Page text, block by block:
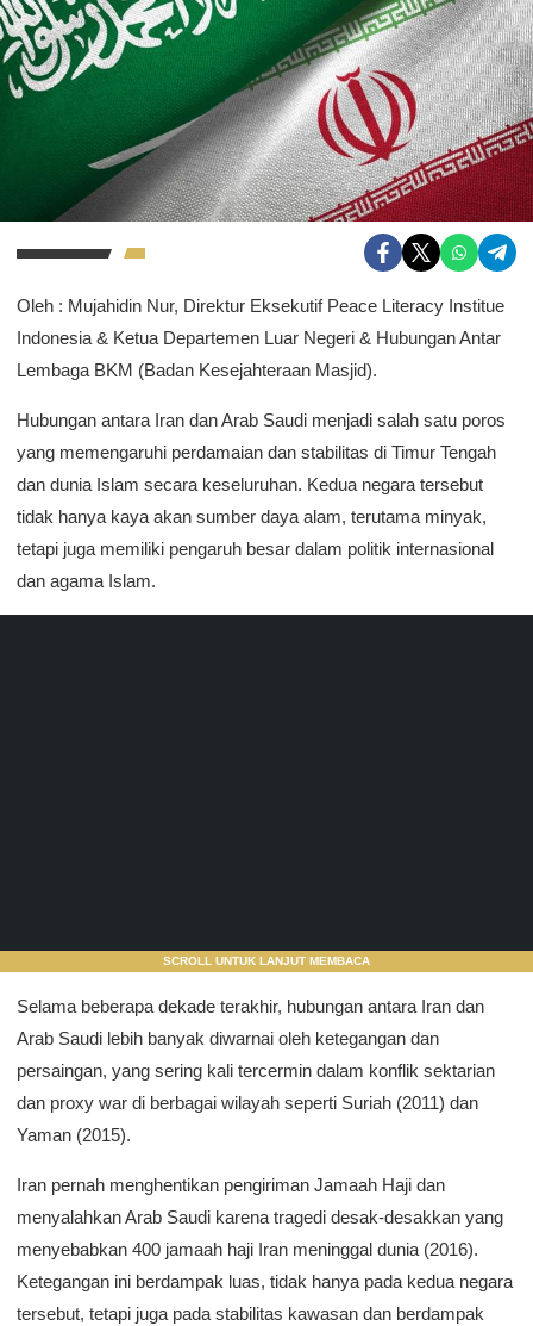
Oleh : Mujahidin Nur, Direktur Eksekutif Peace Literacy Institue
Indonesia & Ketua Departemen Luar Negeri & Hubungan Antar
Lembaga BKM (Badan Kesejahteraan Masjid).
Hubungan antara Iran dan Arab Saudi menjadi salah satu poros
yang memengaruhi perdamaian dan stabilitas di Timur Tengah
dan dunia Islam secara keseluruhan. Kedua negara tersebut
tidak hanya kaya akan sumber daya alam, terutama minyak,
tetapi juga memiliki pengaruh besar dalam politik internasional
dan agama Islam.
SCROLL UNTUK LANJUT MEMBACA
Selama beberapa dekade terakhir, hubungan antara Iran dan
Arab Saudi lebih banyak diwarnai oleh ketegangan dan
persaingan, yang sering kali tercermin dalam konflik sektarian
dan proxy war di berbagai wilayah seperti Suriah (2011) dan
Yaman (2015).
Iran pernah menghentikan pengiriman Jamaah Haji dan
menyalahkan Arab Saudi karena tragedi desak-desakkan yang
menyebabkan 400 jamaah haji Iran meninggal dunia (2016).
Ketegangan ini berdampak luas, tidak hanya pada kedua negara
tersebut, tetapi juga pada stabilitas kawasan dan berdampak